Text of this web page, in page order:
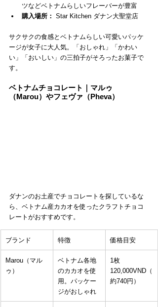
ツなどベトナムらしいフレーバーが豊富
購入場所： Star Kitchen ダナン大聖堂店
サクサクの食感とベトナムらしい可愛いパッケ
ージが女子に大人気。「おしゃれ」「かわい
い」「おいしい」の三拍子がそろったお菓子で
す。
ベトナムチョコレート｜マルゥ
（Marou）やフェヴァ（Pheva）
ダナンのお土産でチョコレートを探しているな
ら、ベトナム産カカオを使ったクラフトチョコ
レートがおすすめです。
ブランド 特徴 価格目安
Marou（マル
ゥ）
ベトナム各地
のカカオを使
用。パッケー
ジがおしゃれ
1枚
120,000VND（
約740円）